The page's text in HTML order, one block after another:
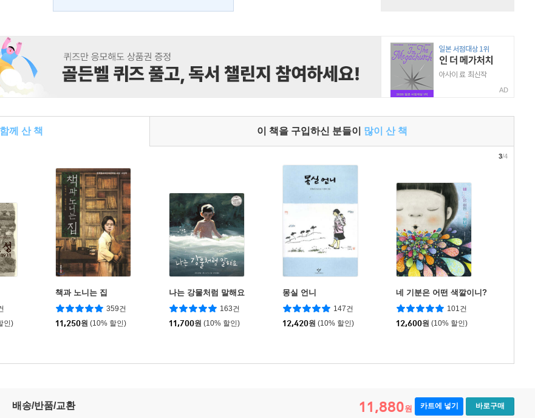
AD
함께 산 책 이 책을 구입하신 분들이 많이 산 책
인)
책과 노니는 집
359건
11,250원 (10% 할인)
나는 강물처럼 말해요
163건
11,700원 (10% 할인)
몽실 언니
147건
12,420원 (10% 할인)
네 기분은 어떤 색깔이니?
101건
12,600원 (10% 할인)
3/4
배송/반품/교환 11,880원 카트에 넣기 바로구매